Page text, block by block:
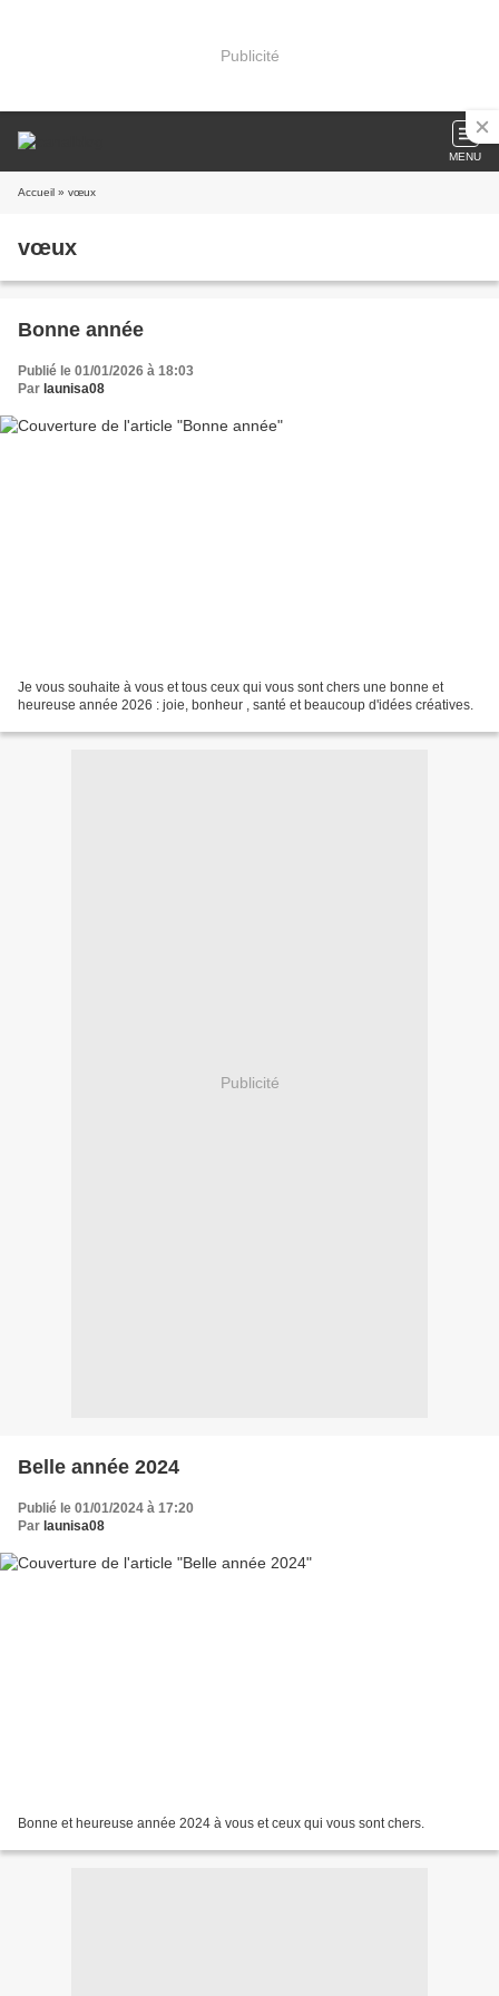
Publicité
MENU
Accueil » vœux
vœux
Bonne année
Publié le 01/01/2026 à 18:03
Par launisa08
Je vous souhaite à vous et tous ceux qui vous sont chers une bonne et
heureuse année 2026 : joie, bonheur , santé et beaucoup d'idées créatives.
Publicité
Belle année 2024
Publié le 01/01/2024 à 17:20
Par launisa08
Bonne et heureuse année 2024 à vous et ceux qui vous sont chers.